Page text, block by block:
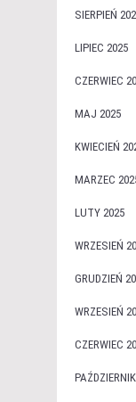
SIERPIEŃ
LIPIEC 2025
CZERWIEC
MAJ 2025
KWIECIEŃ
MARZEC
LUTY 2025
WRZESIEŃ
GRUDZIEŃ
WRZESIEŃ
CZERWIEC